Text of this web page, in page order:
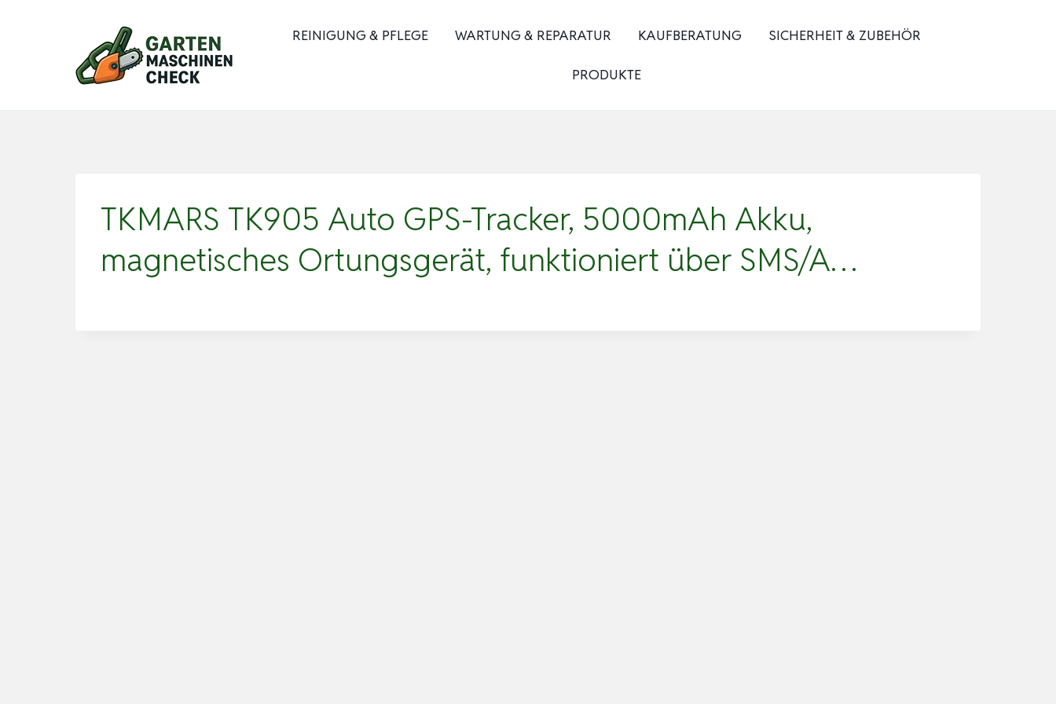
REINIGUNG & PFLEGE WARTUNG & REPARATUR KAUFBERATUNG SICHERHEIT & ZUBEHÖR
PRODUKTE
TKMARS TK905 Auto GPS-Tracker, 5000mAh Akku,
magnetisches Ortungsgerät, funktioniert über SMS/A…